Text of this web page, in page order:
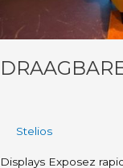
Stelios
Displays Exposez